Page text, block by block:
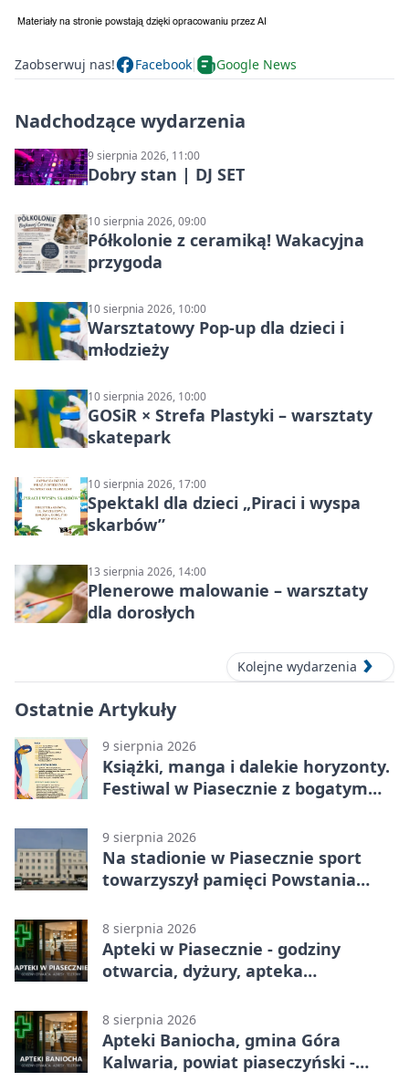
Zaobserwuj nas! Facebook Google News
Nadchodzące wydarzenia
9 sierpnia 2026, 11:00
Dobry stan | DJ SET
10 sierpnia 2026, 09:00
Półkolonie z ceramiką! Wakacyjna
przygoda
10 sierpnia 2026, 10:00
Warsztatowy Pop-up dla dzieci i
młodzieży
10 sierpnia 2026, 10:00
GOSiR × Strefa Plastyki – warsztaty
skatepark
10 sierpnia 2026, 17:00
Spektakl dla dzieci „Piraci i wyspa
skarbów”
13 sierpnia 2026, 14:00
Plenerowe malowanie – warsztaty
dla dorosłych
Kolejne wydarzenia
Ostatnie Artykuły
9 sierpnia 2026
Książki, manga i dalekie horyzonty.
Festiwal w Piasecznie z bogatym
9 sierpnia 2026
Na stadionie w Piasecznie sport
towarzyszył pamięci Powstania
8 sierpnia 2026
Apteki w Piasecznie - godziny
otwarcia, dyżury, apteka
8 sierpnia 2026
Apteki Baniocha, gmina Góra
Kalwaria, powiat piaseczyński -